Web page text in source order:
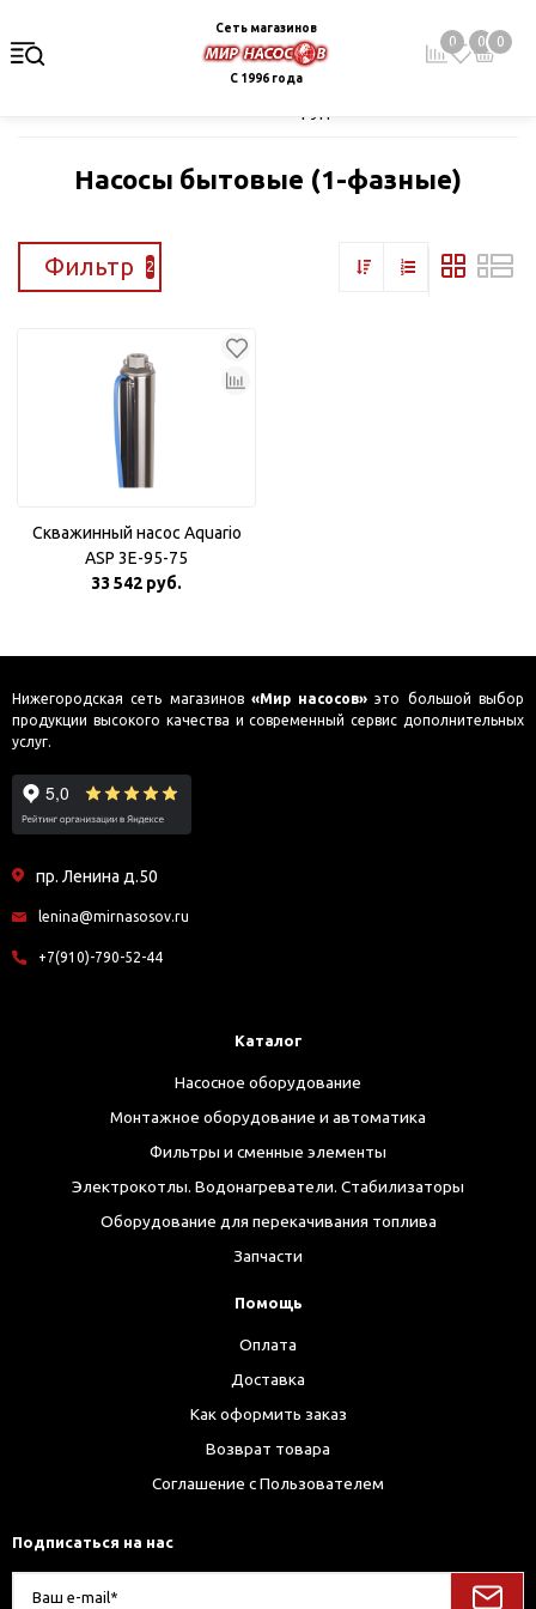
Сеть магазинов
С 1996 года
0 0 0
Насосы бытовые (1-фазные)
Фильтр 2
Скважинный насос Aquario
ASP 3Е-95-75
33 542 руб.
Нижегородская сеть магазинов «Мир насосов» это большой выбор
продукции высокого качества и современный сервис дополнительных
услуг.
пр. Ленина д.50
lenina@mirnasosov.ru
+7(910)-790-52-44
Каталог
Насосное оборудование
Монтажное оборудование и автоматика
Фильтры и сменные элементы
Электрокотлы. Водонагреватели. Стабилизаторы
Оборудование для перекачивания топлива
Запчасти
Помощь
Оплата
Доставка
Как оформить заказ
Возврат товара
Соглашение с Пользователем
Подписаться на нас